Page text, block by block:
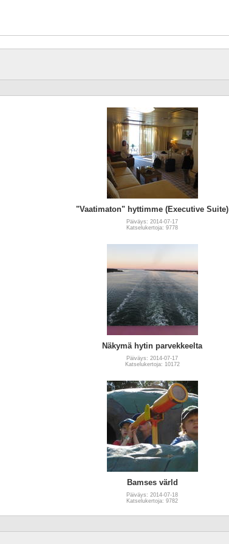
"Vaatimaton" hyttimme (Executive Suite)
Päiväys: 2014-07-17
Katselukertoja: 9778
Näkymä hytin parvekkeelta
Päiväys: 2014-07-17
Katselukertoja: 10172
Bamses värld
Päiväys: 2014-07-18
Katselukertoja: 9782